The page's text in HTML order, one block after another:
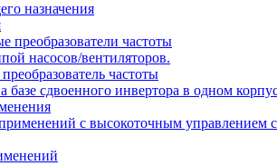
назначения
преобразователи частоты
насосов/вентиляторов.
частоты
сдвоенного инвертора в одном
с высокоточным управлением